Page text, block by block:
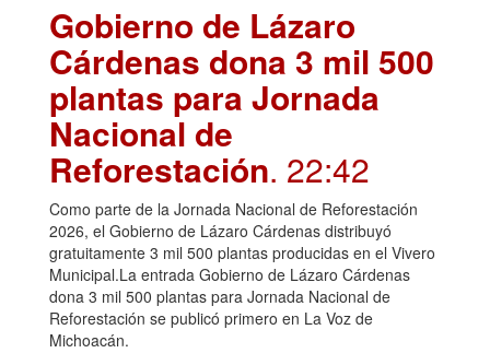
Gobierno de Lázaro
Cárdenas dona 3 mil 500
plantas para Jornada
Nacional de
Reforestación. 22:42
Como parte de la Jornada Nacional de Reforestación
2026, el Gobierno de Lázaro Cárdenas distribuyó
gratuitamente 3 mil 500 plantas producidas en el Vivero
Municipal.La entrada Gobierno de Lázaro Cárdenas
dona 3 mil 500 plantas para Jornada Nacional de
Reforestación se publicó primero en La Voz de
Michoacán.